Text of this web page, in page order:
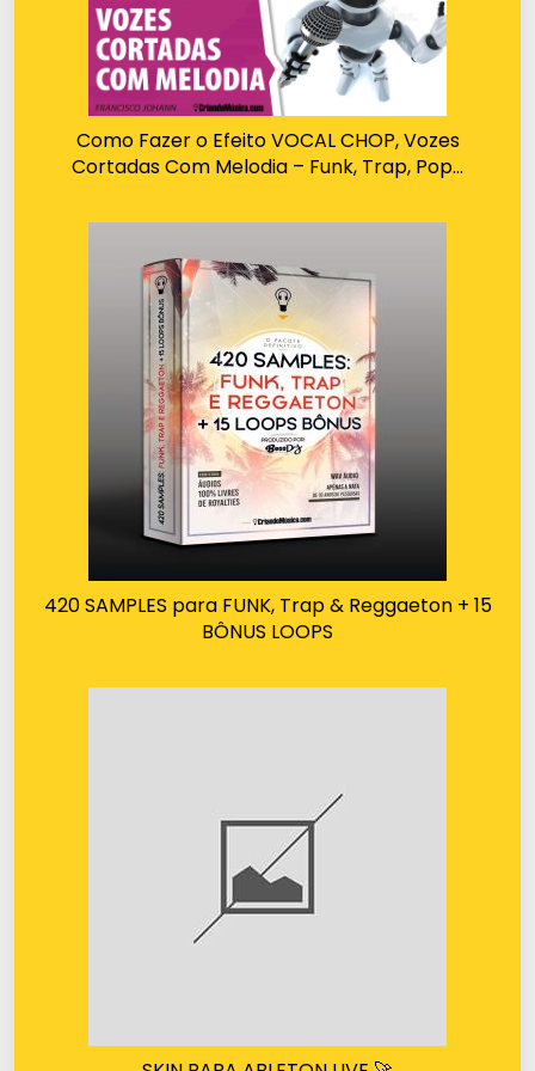
Como Fazer o Efeito VOCAL CHOP, Vozes
Cortadas Com Melodia – Funk, Trap, Pop…
420 SAMPLES para FUNK, Trap & Reggaeton + 15
BÔNUS LOOPS